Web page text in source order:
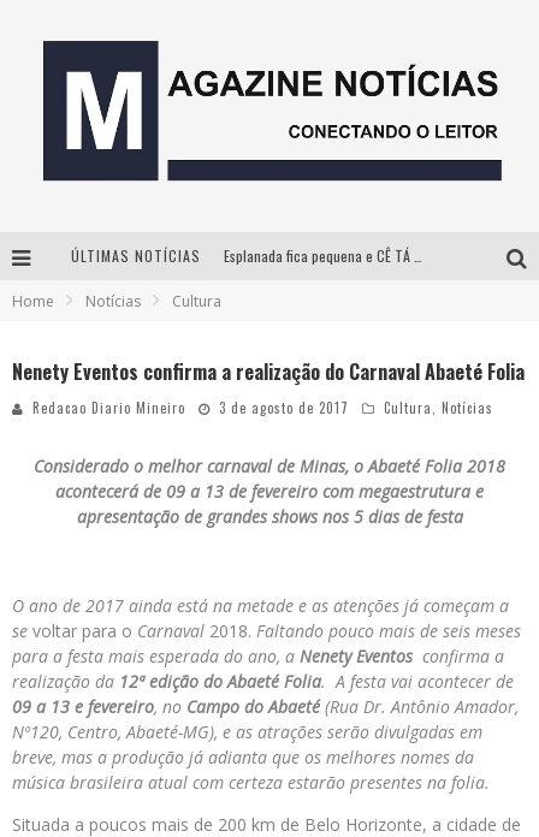
ÚLTIMAS NOTÍCIAS
Hot Wheels Monster Trucks Live™ confirma Belo Horizonte na turnê América do Sul 2027
Home Notícias Cultura
Nenety Eventos confirma a realização do Carnaval Abaeté Folia
Redacao Diario Mineiro 3 de agosto de 2017 Cultura Notícias
Considerado o melhor carnaval de Minas, o Abaeté Folia 2018
acontecerá de 09 a 13 de fevereiro com megaestrutura e
apresentação de grandes shows nos 5 dias de festa
O ano de 2017 ainda está na metade e as atenções já começam a
se voltar para o Carnaval 2018. Faltando pouco mais de seis meses
para a festa mais esperada do ano, a Nenety Eventosconfirma a
realização da 12ª edição do Abaeté Folia. A festa vai acontecer de
09 a 13 e fevereiro, no Campo do Abaeté(Rua Dr. Antônio Amador,
Nº120, Centro, Abaeté-MG), e as atrações serão divulgadas em
breve, mas a produção já adianta que os melhores nomes da
música brasileira atual com certeza estarão presentes na folia.
Situada a poucos mais de 200 km de Belo Horizonte, a cidade de